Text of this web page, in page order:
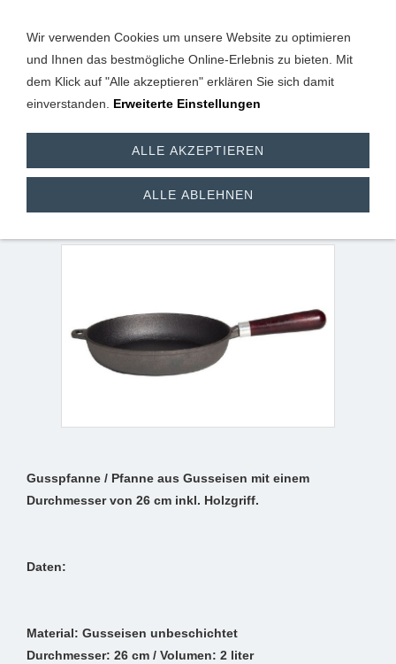
Gusspfanne/ Pfanne
aus Gusseisen 26 cm +
Holzgriff
Gusspfanne / Pfanne aus Gusseisen mit einem
Durchmesser von 26 cm inkl. Holzgriff.
Daten:
Material: Gusseisen unbeschichtet
Durchmesser: 26 cm / Volumen: 2 liter
Wir verwenden Cookies um unsere Website zu optimieren
und Ihnen das bestmögliche Online-Erlebnis zu bieten. Mit
dem Klick auf "Alle akzeptieren" erklären Sie sich damit
einverstanden. Erweiterte Einstellungen
ALLE AKZEPTIEREN
ALLE ABLEHNEN